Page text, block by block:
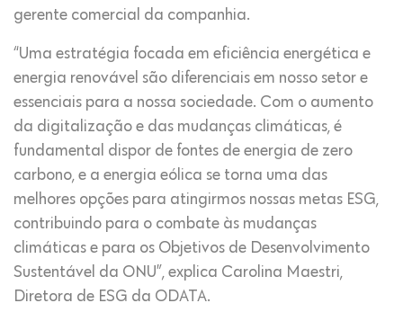
gerente comercial da companhia.
“Uma estratégia focada em eficiência energética e
energia renovável são diferenciais em nosso setor e
essenciais para a nossa sociedade. Com o aumento
da digitalização e das mudanças climáticas, é
fundamental dispor de fontes de energia de zero
carbono, e a energia eólica se torna uma das
melhores opções para atingirmos nossas metas ESG,
contribuindo para o combate às mudanças
climáticas e para os Objetivos de Desenvolvimento
Sustentável da ONU”, explica Carolina Maestri,
Diretora de ESG da ODATA.